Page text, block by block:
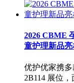
2026 CBME
童护理新品亮
优护优家携
2B114 展位